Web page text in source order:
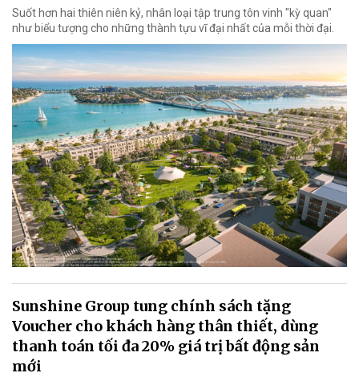
Suốt hơn hai thiên niên kỷ, nhân loại tập trung tôn vinh "kỳ quan"
như biểu tượng cho những thành tựu vĩ đại nhất của mỗi thời đại.
Sunshine Group tung chính sách tặng
Voucher cho khách hàng thân thiết, dùng
thanh toán tối đa 20% giá trị bất động sản
mới